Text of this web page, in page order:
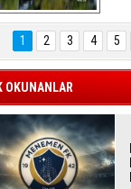
Hasan Eser'in
Objektifinden
1 2 3 4 5
OKUNANLAR